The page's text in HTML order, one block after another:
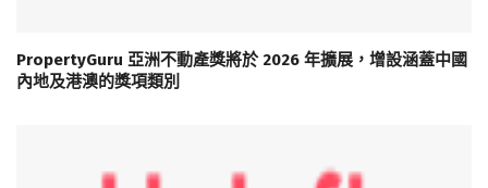
PropertyGuru 亞洲不動產獎將於 2026 年擴展，增設涵蓋中國
內地及港澳的獎項類別